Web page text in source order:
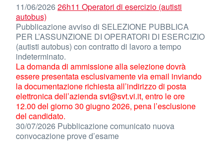
11/06/202626h11 Operatori di esercizio (autisti
autobus)
Pubblicazione avviso di SELEZIONE PUBBLICA
PER L’ASSUNZIONE DI OPERATORI DI ESERCIZIO
(autisti autobus) con contratto di lavoro a tempo
indeterminato.
La domanda di ammissione alla selezione dovrà
essere presentata esclusivamente via email inviando
la documentazione richiesta all’indirizzo di posta
elettronica dell’azienda svt@svt.vi.it, entro le ore
12.00 del giorno 30 giugno 2026, pena l’esclusione
del candidato.
30/07/2026 Pubblicazione comunicato nuova
convocazione prove d’esame